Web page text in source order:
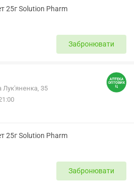
25г Solution Pharm
Забронювати
Лук'яненка, 35
25г Solution Pharm
Забронювати